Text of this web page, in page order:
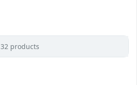
32 products